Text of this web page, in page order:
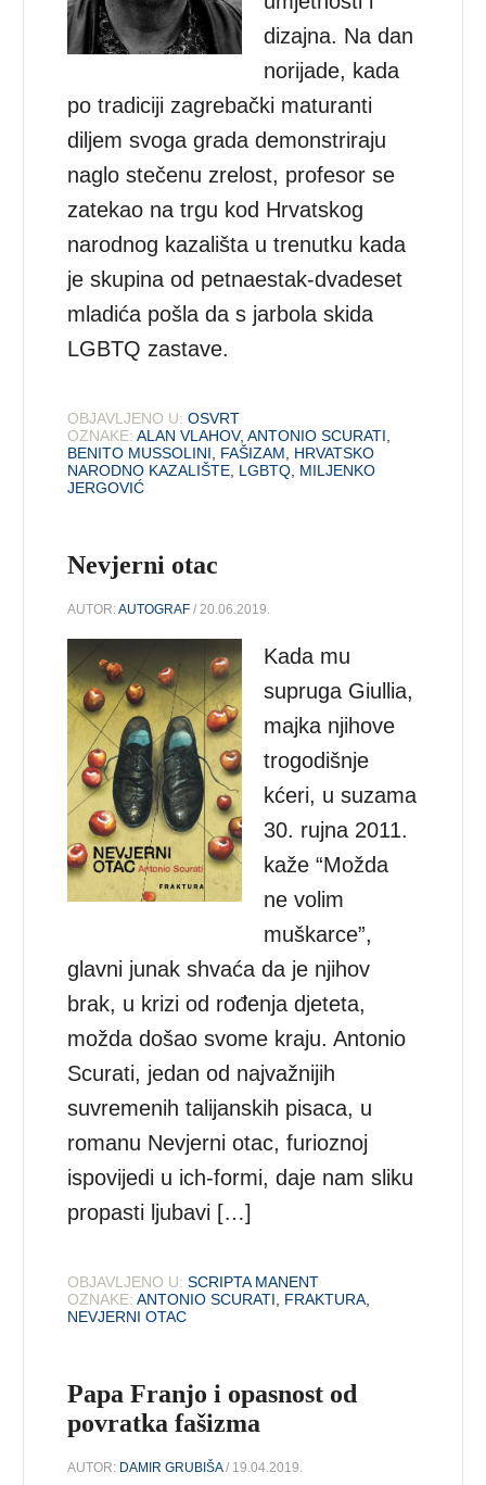
dizajna. Na dan
norijade, kada
po tradiciji zagrebački maturanti
diljem svoga grada demonstriraju
naglo stečenu zrelost, profesor se
zatekao na trgu kod Hrvatskog
narodnog kazališta u trenutku kada
je skupina od petnaestak-dvadeset
mladića pošla da s jarbola skida
LGBTQ zastave.
OBJAVLJENO U: OSVRT
OZNAKE: ALAN VLAHOV,ANTONIO SCURATI
BENITO MUSSOLINI
FAŠIZAM
HRVATSKO
NARODNO KAZALIŠTE LGBTQ MILJENKO
JERGOVIĆ
Nevjerni otac
AUTOR:AUTOGRAF / 20.06.2019.
Kada mu
supruga Giullia,
majka njihove
trogodišnje
kćeri, u suzama
30. rujna 2011.
kaže “Možda
ne volim
muškarce”,
glavni junak shvaća da je njihov
brak, u krizi od rođenja djeteta,
možda došao svome kraju. Antonio
Scurati, jedan od najvažnijih
suvremenih talijanskih pisaca, u
romanu Nevjerni otac, furioznoj
ispovijedi u ich-formi, daje nam sliku
propasti ljubavi […]
OBJAVLJENO U: SCRIPTA MANENT
OZNAKE: ANTONIO SCURATI FRAKTURA
NEVJERNI OTAC
Papa Franjo i opasnost od
povratka fašizma
AUTOR: DAMIR GRUBIŠA/ 19.04.2019.